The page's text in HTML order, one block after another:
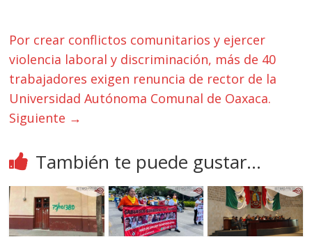
Por crear conflictos comunitarios y ejercer
violencia laboral y discriminación, más de 40
trabajadores exigen renuncia de rector de la
Universidad Autónoma Comunal de Oaxaca.
Siguiente →
También te puede gustar...